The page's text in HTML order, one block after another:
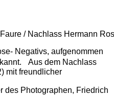
/ Nachlass Hermann
Negativs, aufgenommen
Aus dem Nachlass
mit freundlicher
des Photographen, Friedrich